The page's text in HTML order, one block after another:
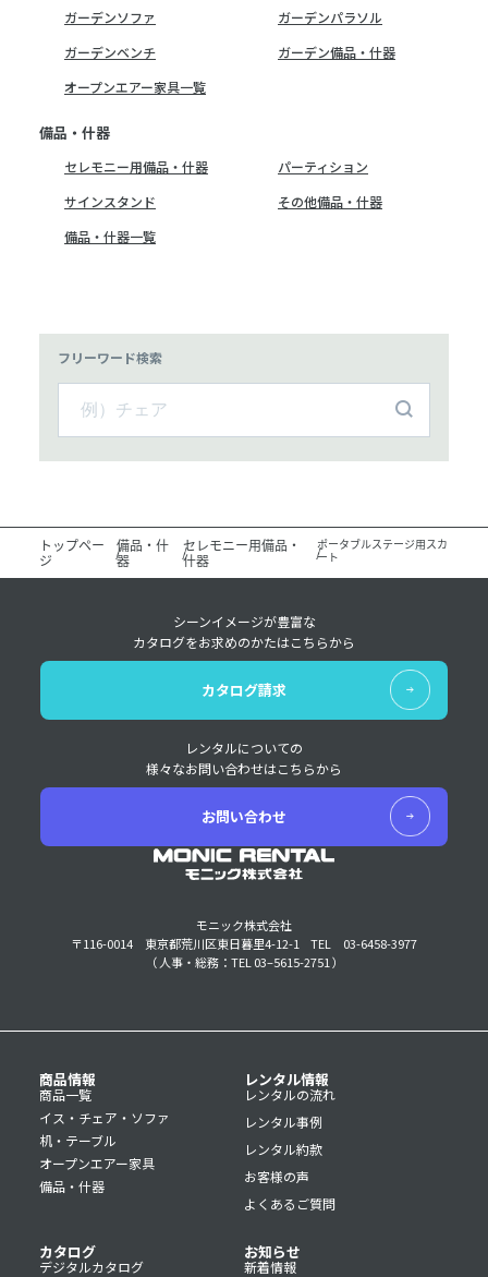
ガーデンソファ
ガーデンパラソル
ガーデンベンチ
ガーデン備品・什器
オープンエアー家具一覧
備品・什器
セレモニー用備品・什器
パーティション
サインスタンド
その他備品・什器
備品・什器一覧
フリーワード検索
トップペー
ジ
備品・什
器
セレモニー用備品・
什器
ポータブルステージ用スカ
ート
モニック株式会社
〒116-0014 東京都荒川区東日暮里4-12-1
TEL 03-6458-3977
（ 人事・総務：TEL 03–5615-2751 ）
シーンイメージが豊富な
カタログをお求めのかたはこちらから
カタログ請求
レンタルについての
様々なお問い合わせはこちらから
お問い合わせ
商品情報
商品一覧
イス・チェア・ソファ
机・テーブル
オープンエアー家具
備品・什器
レンタル情報
レンタルの流れ
レンタル事例
レンタル約款
お客様の声
よくあるご質問
カタログ
デジタルカタログ
お知らせ
新着情報